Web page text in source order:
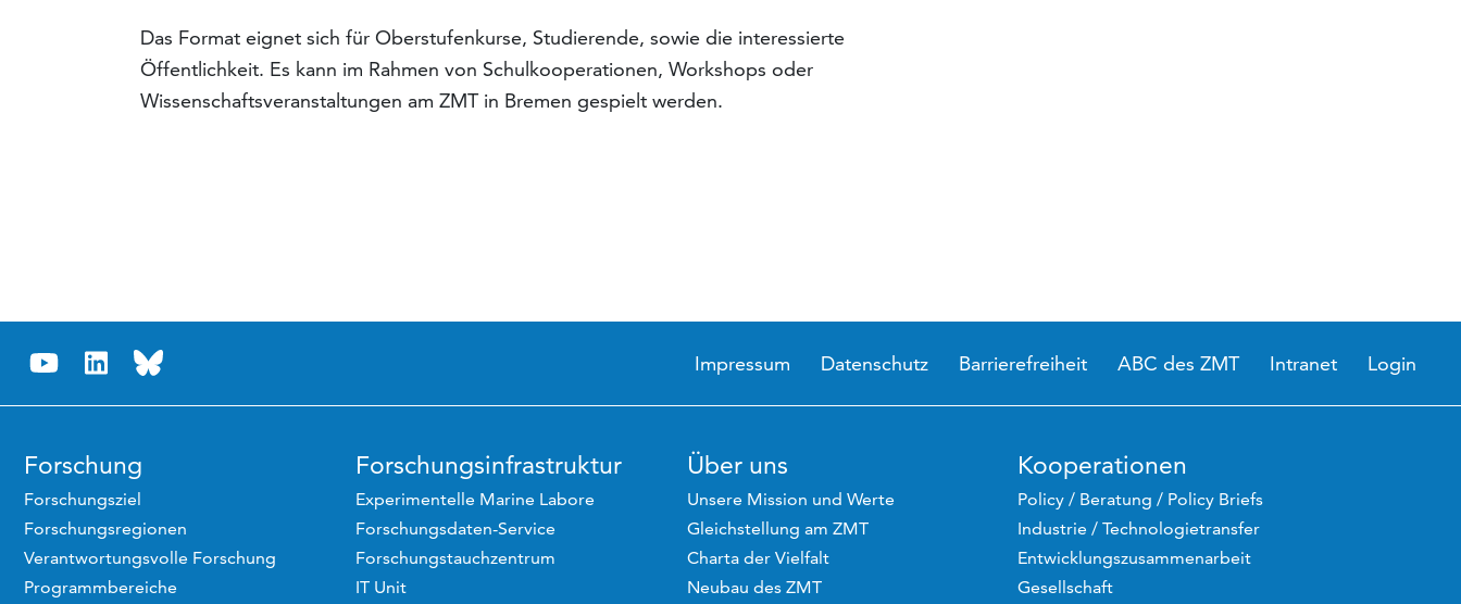
Das Format eignet sich für Oberstufenkurse, Studierende, sowie die interessierte
Öffentlichkeit. Es kann im Rahmen von Schulkooperationen, Workshops oder
Wissenschaftsveranstaltungen am ZMT in Bremen gespielt werden.
Impressum Datenschutz Barrierefreiheit ABC des ZMT Intranet Login
Forschung
Forschungsziel
Forschungsregionen
Verantwortungsvolle Forschung
Programmbereiche
Forschungsinfrastruktur
Experimentelle Marine Labore
Forschungsdaten-Service
Forschungstauchzentrum
IT Unit
Über uns
Unsere Mission und Werte
Gleichstellung am ZMT
Charta der Vielfalt
Neubau des ZMT
Kooperationen
Policy / Beratung / Policy Briefs
Industrie / Technologietransfer
Entwicklungszusammenarbeit
Gesellschaft